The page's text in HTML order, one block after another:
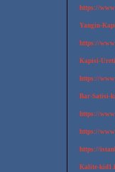
https://
Yangin-
https://
Kapisi-
https://
Bar-Satisi-
https://
https://
https://
Kalite-